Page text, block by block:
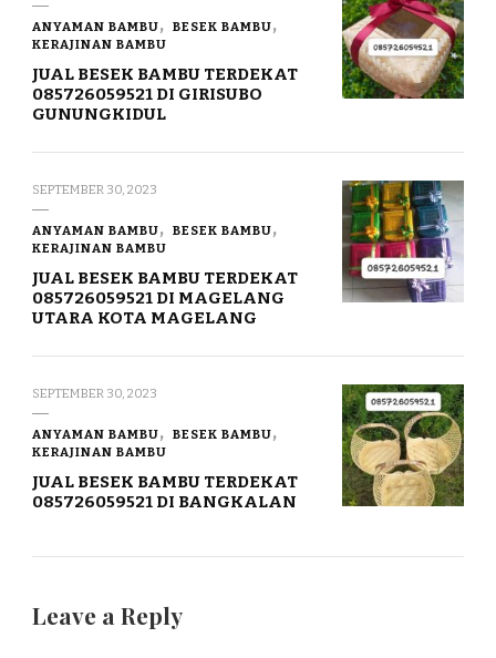
ANYAMAN BAMBU
BESEK BAMBU
KERAJINAN BAMBU
JUAL BESEK BAMBU TERDEKAT
085726059521 DI GIRISUBO
GUNUNGKIDUL
SEPTEMBER 30, 2023
ANYAMAN BAMBU
BESEK BAMBU
KERAJINAN BAMBU
JUAL BESEK BAMBU TERDEKAT
085726059521 DI MAGELANG
UTARA KOTA MAGELANG
SEPTEMBER 30, 2023
ANYAMAN BAMBU
BESEK BAMBU
KERAJINAN BAMBU
JUAL BESEK BAMBU TERDEKAT
085726059521 DI BANGKALAN
Leave a Reply